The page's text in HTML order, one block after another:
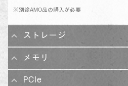
※別途AMO品の購入が必要
ストレージ
メモリ
PCIe